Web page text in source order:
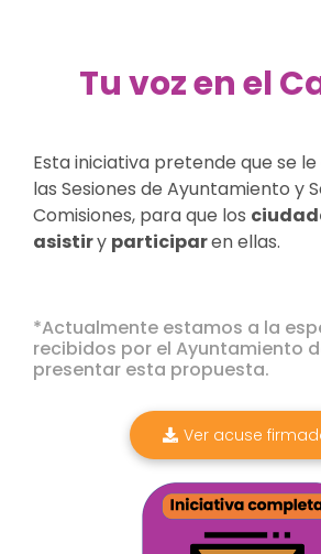
Tu voz en el
Esta iniciativa pretende que se le
las Sesiones de Ayuntamiento y
Comisiones, para que los
asistiry participaren ellas.
*Actualmente estamos a la
recibidos por el Ayuntamiento
presentar esta propuesta.
Ver acuse